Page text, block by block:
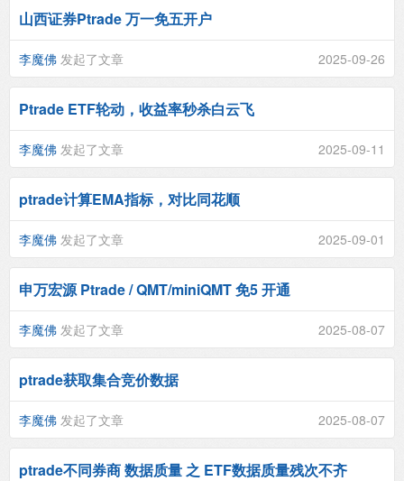
山西证券Ptrade 万一免五开户
李魔佛 发起了文章 2025-09-26
Ptrade ETF轮动，收益率秒杀白云飞
李魔佛 发起了文章 2025-09-11
ptrade计算EMA指标，对比同花顺
李魔佛 发起了文章 2025-09-01
申万宏源 Ptrade / QMT/miniQMT 免5 开通
李魔佛 发起了文章 2025-08-07
ptrade获取集合竞价数据
李魔佛 发起了文章 2025-08-07
ptrade不同券商 数据质量 之 ETF数据质量残次不齐